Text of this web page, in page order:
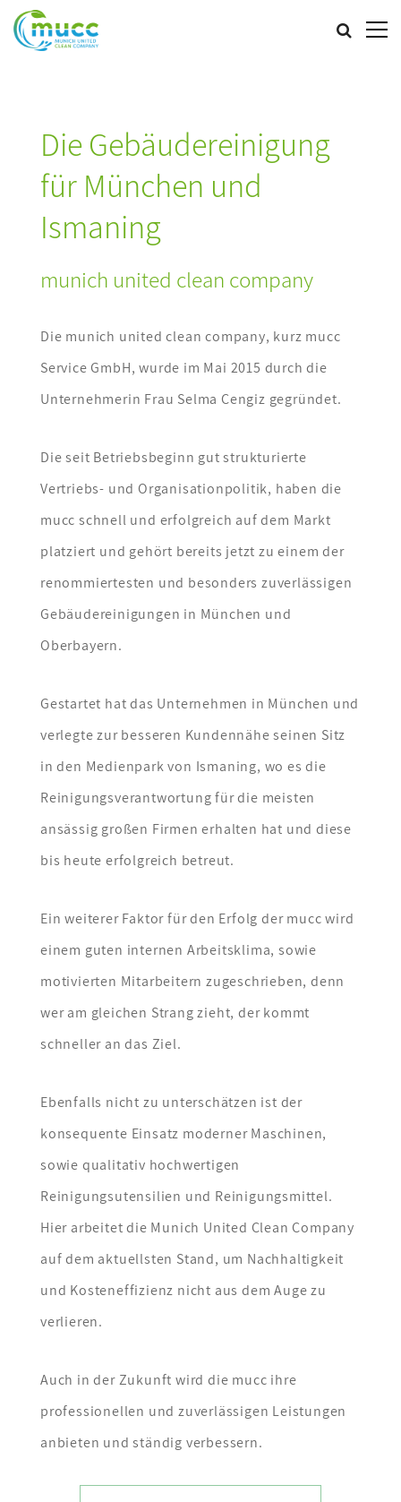
Die Gebäudereinigung
für München und
Ismaning
munich united clean company
Die munich united clean company, kurz mucc
Service GmbH, wurde im Mai 2015 durch die
Unternehmerin Frau Selma Cengiz gegründet.
Die seit Betriebsbeginn gut strukturierte
Vertriebs- und Organisationpolitik, haben die
mucc schnell und erfolgreich auf dem Markt
platziert und gehört bereits jetzt zu einem der
renommiertesten und besonders zuverlässigen
Gebäudereinigungen in München und
Oberbayern.
Gestartet hat das Unternehmen in München und
verlegte zur besseren Kundennähe seinen Sitz
in den Medienpark von Ismaning, wo es die
Reinigungsverantwortung für die meisten
ansässig großen Firmen erhalten hat und diese
bis heute erfolgreich betreut.
Ein weiterer Faktor für den Erfolg der mucc wird
einem guten internen Arbeitsklima, sowie
motivierten Mitarbeitern zugeschrieben, denn
wer am gleichen Strang zieht, der kommt
schneller an das Ziel.
Ebenfalls nicht zu unterschätzen ist der
konsequente Einsatz moderner Maschinen,
sowie qualitativ hochwertigen
Reinigungsutensilien und Reinigungsmittel.
Hier arbeitet die Munich United Clean Company
auf dem aktuellsten Stand, um Nachhaltigkeit
und Kosteneffizienz nicht aus dem Auge zu
verlieren.
Auch in der Zukunft wird die mucc ihre
professionellen und zuverlässigen Leistungen
anbieten und ständig verbessern.